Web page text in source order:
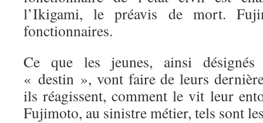
l’Ikigami, le préavis de mort.
fonctionnaires.
Ce que les jeunes, ainsi
« destin », vont faire de leurs
ils réagissent, comment le vit leur
Fujimoto, au sinistre métier, tels sont